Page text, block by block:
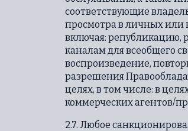
соответствующие
просмотра в личных или
включая: републикацию,
каналам для всеобщего
воспроизведение,
разрешения
целях, в том числе: в
коммерческих агентов/
2.7. Любое